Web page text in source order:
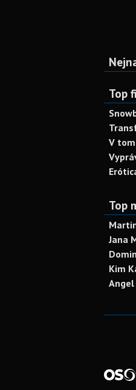
Top
V
Top
Jana
Kim
Angel